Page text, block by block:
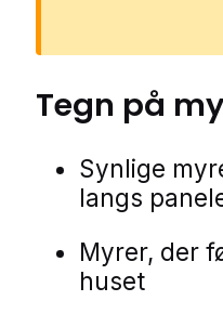
Tegn på
Synlige
langs
Myrer, der
huset